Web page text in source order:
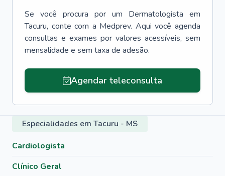
Se você procura por um Dermatologista em
Tacuru, conte com a Medprev. Aqui você agenda
consultas e exames por valores acessíveis, sem
mensalidade e sem taxa de adesão.
Agendar teleconsulta
Especialidades em Tacuru - MS
Cardiologista
Clínico Geral